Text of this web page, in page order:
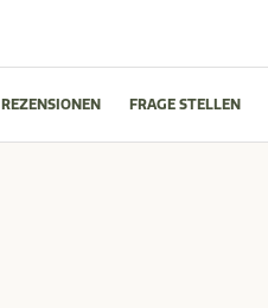
REZENSIONEN FRAGE STELLEN